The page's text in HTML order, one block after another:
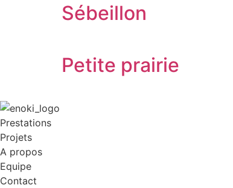
Sébeillon
Petite prairie
Prestations
Projets
A propos
Equipe
Contact